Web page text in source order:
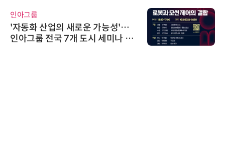
인아그룹
'자동화 산업의 새로운 가능성'…
인아그룹 전국 7개 도시 세미나 페